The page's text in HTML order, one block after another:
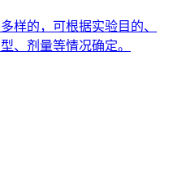
样的，可根据实验目的、
、剂量等情况确定。